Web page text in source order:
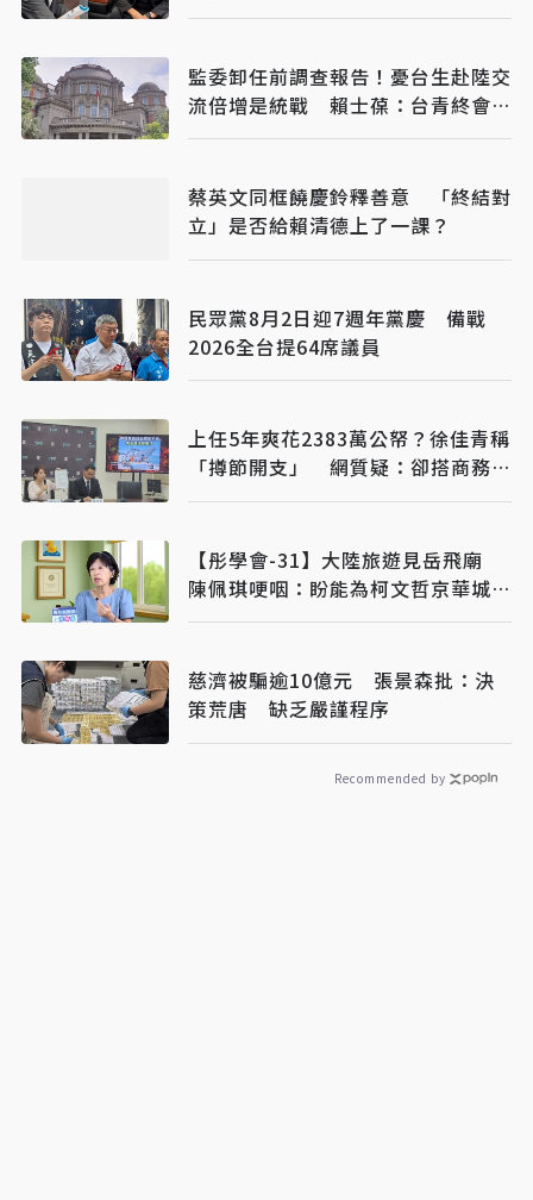
監委卸任前調查報告！憂台生赴陸交
流倍增是統戰 賴士葆：台青終會認
清台獨手段
蔡英文同框饒慶鈴釋善意 「終結對
立」是否給賴清德上了一課？
民眾黨8月2日迎7週年黨慶 備戰
2026全台提64席議員
上任5年爽花2383萬公帑？徐佳青稱
「撙節開支」 網質疑：卻搭商務
艙？
【彤學會-31】大陸旅遊見岳飛廟
陳佩琪哽咽：盼能為柯文哲京華城案
平反
慈濟被騙逾10億元 張景森批：決
策荒唐 缺乏嚴謹程序
Recommended by